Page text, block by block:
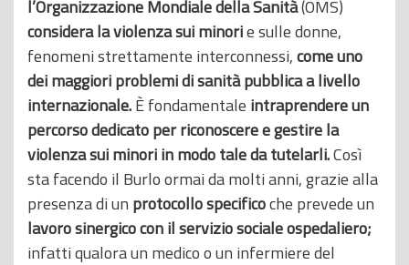
l’Organizzazione Mondiale della Sanità(OMS)
considera la violenza sui minorie sulle donne,
fenomeni strettamente interconnessi,come uno
dei maggiori problemi di sanità pubblica a livello
internazionale.È fondamentale intraprendere un
percorso dedicato per riconoscere e gestire la
violenza sui minori in modo tale da tutelarli.Così
sta facendo il Burlo ormai da molti anni, grazie alla
presenza di un protocollo specificoche prevede un
lavoro sinergico con il servizio sociale ospedaliero;
infatti qualora un medico o un infermiere del